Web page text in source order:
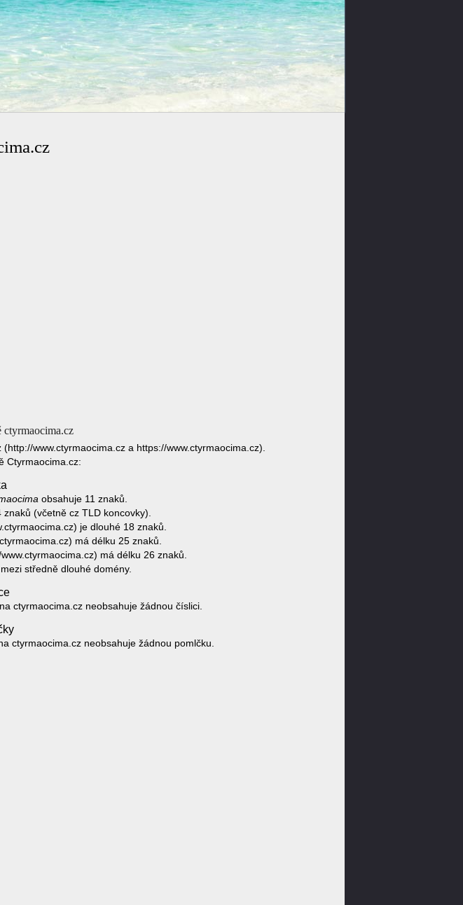
ctyrmaocima.cz
www.ctyrmaocima.cz a https://www.ctyrmaocima.cz).
Ctyrmaocima.cz:
obsahuje 11 znaků.
(včetně cz TLD koncovky).
je dlouhé 18 znaků.
má délku 25 znaků.
má délku 26 znaků.
středně dlouhé domény.
ctyrmaocima.cz neobsahuje žádnou číslici.
ctyrmaocima.cz neobsahuje žádnou pomlčku.